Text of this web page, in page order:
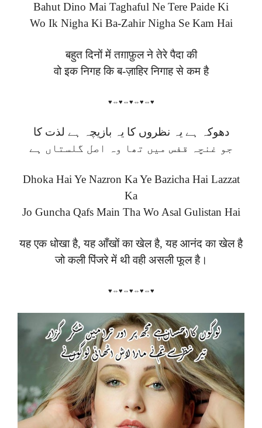
Bahut Dino Mai Taghaful Ne Tere Paide Ki
Wo Ik Nigha Ki Ba-Zahir Nigha Se Kam Hai
बहुत दिनों में तग़ाफ़ुल ने तेरे पैदा की
वो इक निगह कि ब-ज़ाहिर निगाह से कम है
♥⇔♥⇔♥⇔♥⇔♥
دھوکہ ہے یہ نظروں کا یہ بازیچہ ہے لذت کا
جو غنچہ قفس میں تھا وہ اصل گلستاں ہے
Dhoka Hai Ye Nazron Ka Ye Bazicha Hai Lazzat
Ka
Jo Guncha Qafs Main Tha Wo Asal Gulistan Hai
यह एक धोखा है, यह आँखों का खेल है, यह आनंद का खेल है
जो कली पिंजरे में थी वही असली फूल है।
♥⇔♥⇔♥⇔♥⇔♥